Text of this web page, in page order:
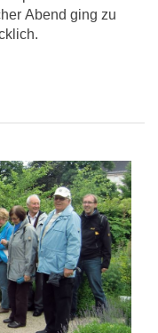
Abend ging zu